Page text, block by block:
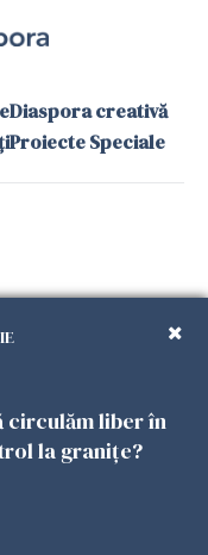
Diaspora creativă
Proiecte Speciale
Contact
Declarație de
accesibilitate
rezervate.
circulăm liber în
la granițe?